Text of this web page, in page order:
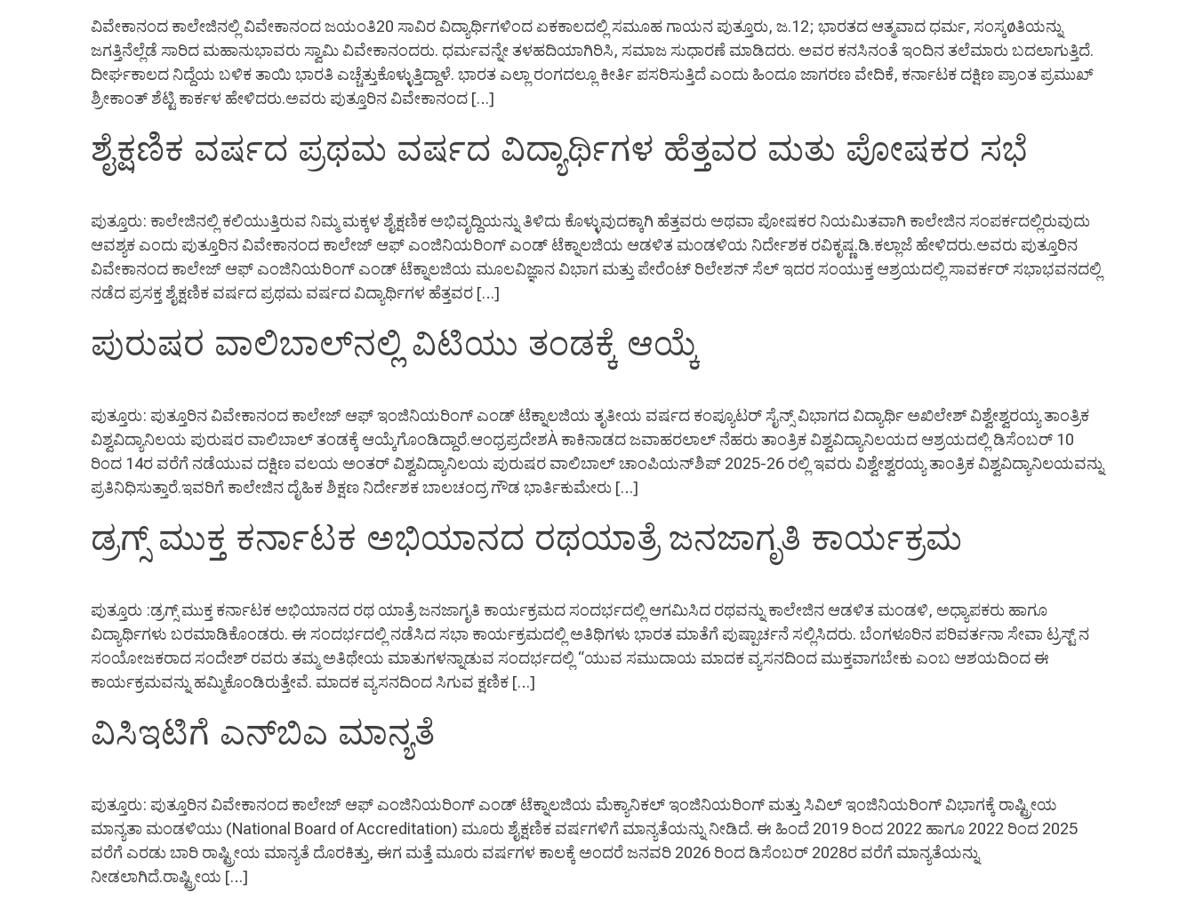
ವಿವೇಕಾನಂದ ಕಾಲೇಜಿನಲ್ಲಿ ವಿವೇಕಾನಂದ ಜಯಂತಿ20 ಸಾವಿರ ವಿದ್ಯಾರ್ಥಿಗಳಿಂದ ಏಕಕಾಲದಲ್ಲಿ ಸಮೂಹ ಗಾಯನ ಪುತ್ತೂರು, ಜ.12; ಭಾರತದ ಆತ್ಮವಾದ ಧರ್ಮ, ಸಂಸ್ಕøತಿಯನ್ನು
ಜಗತ್ತಿನೆಲ್ಲೆಡೆ ಸಾರಿದ ಮಹಾನುಭಾವರು ಸ್ವಾಮಿ ವಿವೇಕಾನಂದರು. ಧರ್ಮವನ್ನೇ ತಳಹದಿಯಾಗಿರಿಸಿ, ಸಮಾಜ ಸುಧಾರಣೆ ಮಾಡಿದರು. ಅವರ ಕನಸಿನಂತೆ ಇಂದಿನ ತಲೆಮಾರು ಬದಲಾಗುತ್ತಿದೆ.
ದೀರ್ಘಕಾಲದ ನಿದ್ದೆಯ ಬಳಿಕ ತಾಯಿ ಭಾರತಿ ಎಚ್ಚೆತ್ತುಕೊಳ್ಳುತ್ತಿದ್ದಾಳೆ. ಭಾರತ ಎಲ್ಲಾ ರಂಗದಲ್ಲೂ ಕೀರ್ತಿ ಪಸರಿಸುತ್ತಿದೆ ಎಂದು ಹಿಂದೂ ಜಾಗರಣ ವೇದಿಕೆ, ಕರ್ನಾಟಕ ದಕ್ಷಿಣ ಪ್ರಾಂತ ಪ್ರಮುಖ್
ಶ್ರೀಕಾಂತ್ ಶೆಟ್ಟಿ ಕಾರ್ಕಳ ಹೇಳಿದರು.ಅವರು ಪುತ್ತೂರಿನ ವಿವೇಕಾನಂದ […]
ಶೈಕ್ಷಣಿಕ ವರ್ಷದ ಪ್ರಥಮ ವರ್ಷದ ವಿದ್ಯಾರ್ಥಿಗಳ ಹೆತ್ತವರ ಮತು ಪೋಷಕರ ಸಭೆ
ಪುತ್ತೂರು: ಕಾಲೇಜಿನಲ್ಲಿ ಕಲಿಯುತ್ತಿರುವ ನಿಮ್ಮ ಮಕ್ಕಳ ಶೈಕ್ಷಣಿಕ ಅಭಿವೃದ್ದಿಯನ್ನು ತಿಳಿದು ಕೊಳ್ಳುವುದಕ್ಕಾಗಿ ಹೆತ್ತವರು ಅಥವಾ ಪೋಷಕರ ನಿಯಮಿತವಾಗಿ ಕಾಲೇಜಿನ ಸಂಪರ್ಕದಲ್ಲಿರುವುದು
ಆವಶ್ಯಕ ಎಂದು ಪುತ್ತೂರಿನ ವಿವೇಕಾನಂದ ಕಾಲೇಜ್ ಆಫ್ ಎಂಜಿನಿಯರಿಂಗ್ ಎಂಡ್ ಟೆಕ್ನಾಲಜಿಯ ಆಡಳಿತ ಮಂಡಳಿಯ ನಿರ್ದೇಶಕ ರವಿಕೃಷ್ಣ.ಡಿ.ಕಲ್ಲಾಜೆ ಹೇಳಿದರು.ಅವರು ಪುತ್ತೂರಿನ
ವಿವೇಕಾನಂದ ಕಾಲೇಜ್ ಆಫ್ ಎಂಜಿನಿಯರಿಂಗ್ ಎಂಡ್ ಟೆಕ್ನಾಲಜಿಯ ಮೂಲವಿಜ್ಞಾನ ವಿಭಾಗ ಮತ್ತು ಪೇರೆಂಟ್ ರಿಲೇಶನ್ ಸೆಲ್ ಇದರ ಸಂಯುಕ್ತ ಆಶ್ರಯದಲ್ಲಿ ಸಾವರ್ಕರ್ ಸಭಾಭವನದಲ್ಲಿ
ನಡೆದ ಪ್ರಸಕ್ತ ಶೈಕ್ಷಣಿಕ ವರ್ಷದ ಪ್ರಥಮ ವರ್ಷದ ವಿದ್ಯಾರ್ಥಿಗಳ ಹೆತ್ತವರ […]
ಪುರುಷರ ವಾಲಿಬಾಲ್‍ನಲ್ಲಿ ವಿಟಿಯು ತಂಡಕ್ಕೆ ಆಯ್ಕೆ
ಪುತ್ತೂರು: ಪುತ್ತೂರಿನ ವಿವೇಕಾನಂದ ಕಾಲೇಜ್ ಆಫ್ ಇಂಜಿನಿಯರಿಂಗ್ ಎಂಡ್ ಟೆಕ್ನಾಲಜಿಯ ತೃತೀಯ ವರ್ಷದ ಕಂಪ್ಯೂಟರ್ ಸೈನ್ಸ್ ವಿಭಾಗದ ವಿದ್ಯಾರ್ಥಿ ಅಖಿಲೇಶ್ ವಿಶ್ವೇಶ್ವರಯ್ಯ ತಾಂತ್ರಿಕ
ವಿಶ್ವವಿದ್ಯಾನಿಲಯ ಪುರುಷರ ವಾಲಿಬಾಲ್ ತಂಡಕ್ಕೆ ಆಯ್ಕೆಗೊಂಡಿದ್ದಾರೆ.ಆಂಧ್ರಪ್ರದೇಶÀ ಕಾಕಿನಾಡದ ಜವಾಹರಲಾಲ್ ನೆಹರು ತಾಂತ್ರಿಕ ವಿಶ್ವವಿದ್ಯಾನಿಲಯದ ಆಶ್ರಯದಲ್ಲಿ ಡಿಸೆಂಬರ್ 10
ರಿಂದ 14ರ ವರೆಗೆ ನಡೆಯುವ ದಕ್ಷಿಣ ವಲಯ ಅಂತರ್ ವಿಶ್ವವಿದ್ಯಾನಿಲಯ ಪುರುಷರ ವಾಲಿಬಾಲ್ ಚಾಂಪಿಯನ್‍ಶಿಪ್ 2025-26 ರಲ್ಲಿ ಇವರು ವಿಶ್ವೇಶ್ವರಯ್ಯ ತಾಂತ್ರಿಕ ವಿಶ್ವವಿದ್ಯಾನಿಲಯವನ್ನು
ಪ್ರತಿನಿಧಿಸುತ್ತಾರೆ.ಇವರಿಗೆ ಕಾಲೇಜಿನ ದೈಹಿಕ ಶಿಕ್ಷಣ ನಿರ್ದೇಶಕ ಬಾಲಚಂದ್ರ ಗೌಡ ಭಾರ್ತಿಕುಮೇರು […]
ಡ್ರಗ್ಸ್ ಮುಕ್ತ ಕರ್ನಾಟಕ ಅಭಿಯಾನದ ರಥಯಾತ್ರೆ ಜನಜಾಗೃತಿ ಕಾರ್ಯಕ್ರಮ
ಪುತ್ತೂರು :ಡ್ರಗ್ಸ್ ಮುಕ್ತ ಕರ್ನಾಟಕ ಅಭಿಯಾನದ ರಥ ಯಾತ್ರೆ ಜನಜಾಗೃತಿ ಕಾರ್ಯಕ್ರಮದ ಸಂದರ್ಭದಲ್ಲಿ ಆಗಮಿಸಿದ ರಥವನ್ನು ಕಾಲೇಜಿನ ಆಡಳಿತ ಮಂಡಳಿ, ಅಧ್ಯಾಪಕರು ಹಾಗೂ
ವಿದ್ಯಾರ್ಥಿಗಳು ಬರಮಾಡಿಕೊಂಡರು. ಈ ಸಂದರ್ಭದಲ್ಲಿ ನಡೆಸಿದ ಸಭಾ ಕಾರ್ಯಕ್ರಮದಲ್ಲಿ ಅತಿಥಿಗಳು ಭಾರತ ಮಾತೆಗೆ ಪುಷ್ಪಾರ್ಚನೆ ಸಲ್ಲಿಸಿದರು. ಬೆಂಗಳೂರಿನ ಪರಿವರ್ತನಾ ಸೇವಾ ಟ್ರಸ್ಟ್ ನ
ಸಂಯೋಜಕರಾದ ಸಂದೇಶ್ ರವರು ತಮ್ಮ ಅತಿಥೇಯ ಮಾತುಗಳನ್ನಾಡುವ ಸಂದರ್ಭದಲ್ಲಿ “ಯುವ ಸಮುದಾಯ ಮಾದಕ ವ್ಯಸನದಿಂದ ಮುಕ್ತವಾಗಬೇಕು ಎಂಬ ಆಶಯದಿಂದ ಈ
ಕಾರ್ಯಕ್ರಮವನ್ನು ಹಮ್ಮಿಕೊಂಡಿರುತ್ತೇವೆ. ಮಾದಕ ವ್ಯಸನದಿಂದ ಸಿಗುವ ಕ್ಷಣಿಕ […]
ವಿಸಿಇಟಿಗೆ ಎನ್‍ಬಿಎ ಮಾನ್ಯತೆ
ಪುತ್ತೂರು: ಪುತ್ತೂರಿನ ವಿವೇಕಾನಂದ ಕಾಲೇಜ್ ಆಫ್ ಎಂಜಿನಿಯರಿಂಗ್ ಎಂಡ್ ಟೆಕ್ನಾಲಜಿಯ ಮೆಕ್ಯಾನಿಕಲ್ ಇಂಜಿನಿಯರಿಂಗ್ ಮತ್ತು ಸಿವಿಲ್ ಇಂಜಿನಿಯರಿಂಗ್ ವಿಭಾಗಕ್ಕೆ ರಾಷ್ಟ್ರೀಯ
ಮಾನ್ಯತಾ ಮಂಡಳಿಯು (National Board of Accreditation) ಮೂರು ಶೈಕ್ಷಣಿಕ ವರ್ಷಗಳಿಗೆ ಮಾನ್ಯತೆಯನ್ನು ನೀಡಿದೆ. ಈ ಹಿಂದೆ 2019 ರಿಂದ 2022 ಹಾಗೂ 2022 ರಿಂದ 2025
ವರೆಗೆ ಎರಡು ಬಾರಿ ರಾಷ್ಟ್ರೀಯ ಮಾನ್ಯತೆ ದೊರಕಿತ್ತು, ಈಗ ಮತ್ತೆ ಮೂರು ವರ್ಷಗಳ ಕಾಲಕ್ಕೆ ಅಂದರೆ ಜನವರಿ 2026 ರಿಂದ ಡಿಸೆಂಬರ್ 2028ರ ವರೆಗೆ ಮಾನ್ಯತೆಯನ್ನು
ನೀಡಲಾಗಿದೆ.ರಾಷ್ಟ್ರೀಯ […]